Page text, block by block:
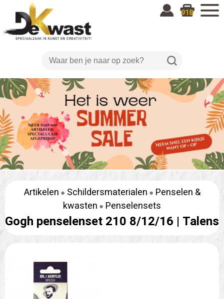
918
Artikelen Schildersmaterialen
Penselen &
kwasten
Penselensets
Gogh penselenset 210 8/12/16 | Talens